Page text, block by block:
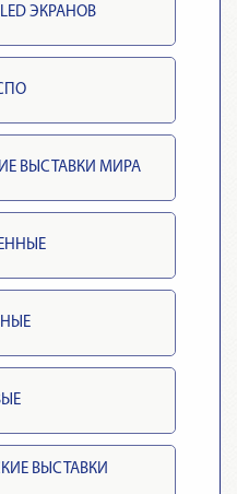
ЭКРАНОВ
ВЫСТАВКИ МИРА
ВЫСТАВКИ